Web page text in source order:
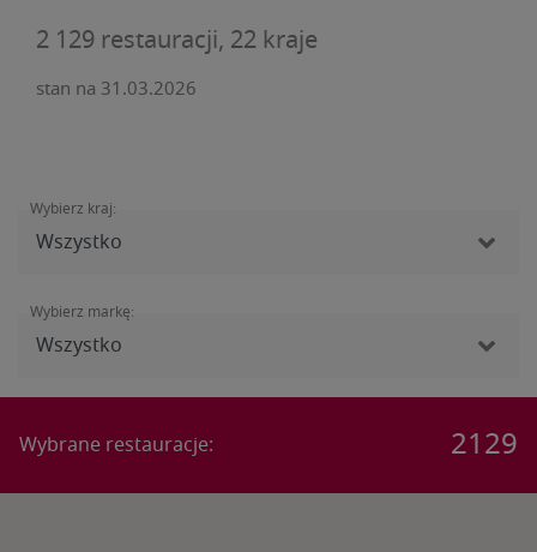
2 129 restauracji, 22 kraje
stan na 31.03.2026
Wybierz kraj:
Wybierz markę:
Wybrane restauracje: 2129